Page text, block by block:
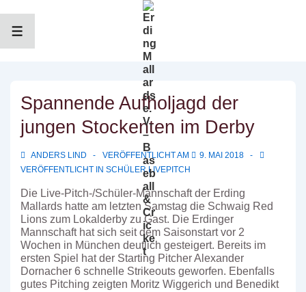
InhaltMENÜ
Spannende Aufholjagd der
jungen Stockenten im Derby
ANDERS LIND VERÖFFENTLICHT AM
9. MAI 2018
VERÖFFENTLICHT IN SCHÜLER LIVEPITCH
Die Live-Pitch-/Schüler-Mannschaft der Erding
Mallards hatte am letzten Samstag die Schwaig Red
Lions zum Lokalderby zu Gast. Die Erdinger
Mannschaft hat sich seit dem Saisonstart vor 2
Wochen in München deutlich gesteigert. Bereits im
ersten Spiel hat der Starting Pitcher Alexander
Dornacher 6 schnelle Strikeouts geworfen. Ebenfalls
gutes Pitching zeigten Moritz Wiggerich und Benedikt